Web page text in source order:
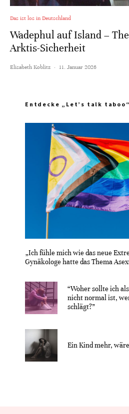
Das ist los in Deutschland
Wadephul auf Island –
Arktis-Sicherheit
Elisabeth Koblitz · 11. Januar 2026
Entdecke „Let’s talk
„Ich fühle mich wie das neue
Gynäkologe hatte das Thema
“Woher sollte ich
nicht normal ist,
schlägt?”
Ein Kind mehr,